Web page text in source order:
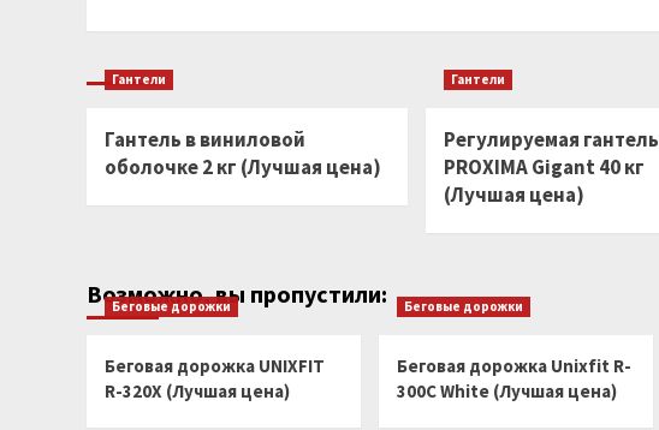
Гантели
Гантель в виниловой
оболочке 2 кг (Лучшая цена)
Гантели
Регулируемая гантель
PROXIMA Gigant 40 кг
(Лучшая цена)
Возможно, вы пропустили:
Беговые дорожки
Беговая дорожка UNIXFIT
R-320X (Лучшая цена)
Беговые дорожки
Беговая дорожка Unixfit R-
300C White (Лучшая цена)